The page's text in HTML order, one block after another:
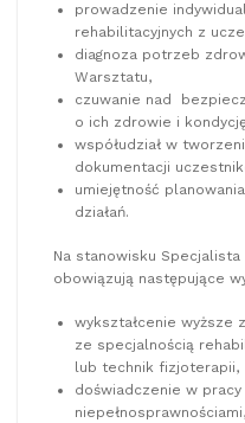
prowadzenie
rehabilitacyjnych z
diagnoza potrzeb
Warsztatu,
czuwanie nad
o ich zdrowie i
współudział w
dokumentacji
umiejętność
działań.
Na stanowisku
obowiązują następujące
wykształcenie wyższe
ze specjalnością
lub technik fizjoterapii,
doświadczenie w
niepełnosprawnościami,